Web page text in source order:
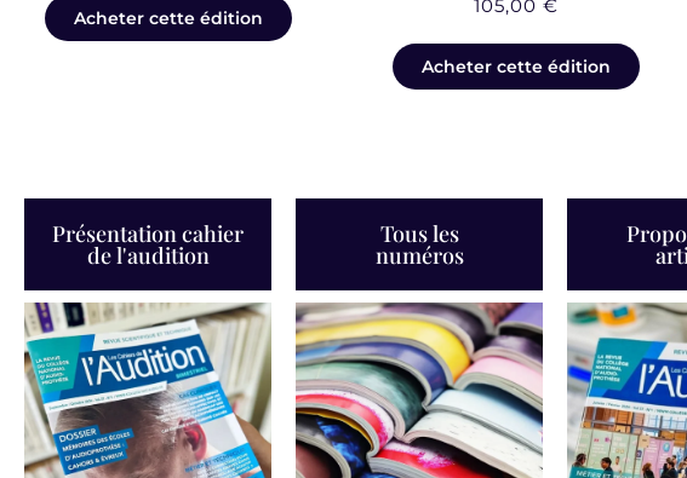
Acheter cette édition
105,00€
Acheter cette édition
Présentation cahier
de l'audition
Tous les
numéros